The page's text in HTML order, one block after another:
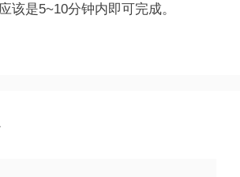
该是5~10分钟内即可完成。